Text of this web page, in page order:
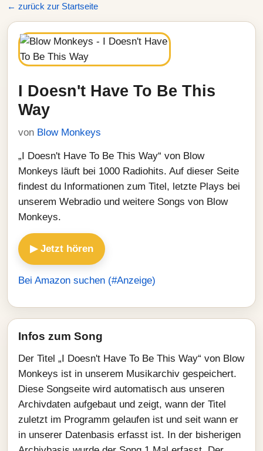
← zurück zur Startseite
I Doesn't Have To Be This
Way
von Blow Monkeys
„I Doesn't Have To Be This Way“ von Blow
Monkeys läuft bei 1000 Radiohits. Auf dieser Seite
findest du Informationen zum Titel, letzte Plays bei
unserem Webradio und weitere Songs von Blow
Monkeys.
▶ Jetzt hören
Bei Amazon suchen (#Anzeige)
Infos zum Song
Der Titel „I Doesn't Have To Be This Way“ von Blow
Monkeys ist in unserem Musikarchiv gespeichert.
Diese Songseite wird automatisch aus unseren
Archivdaten aufgebaut und zeigt, wann der Titel
zuletzt im Programm gelaufen ist und seit wann er
in unserer Datenbasis erfasst ist. In der bisherigen